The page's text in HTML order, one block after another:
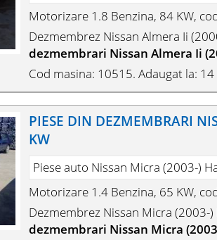
Motorizare 1.8 Benzina, 84 KW,
Dezmembrez Nissan Almera Ii
dezmembrari Nissan Almera Ii
Cod masina: 10515. Adaugat la:
PIESE DIN DEZMEMBRARI
KW
Piese auto Nissan Micra (2003-)
Motorizare 1.4 Benzina, 65 KW,
Dezmembrez Nissan Micra (2003-
dezmembrari Nissan Micra